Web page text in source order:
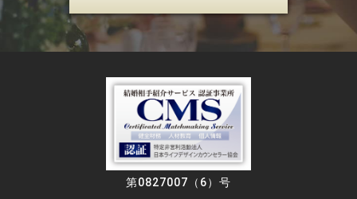
第0827007（6）号